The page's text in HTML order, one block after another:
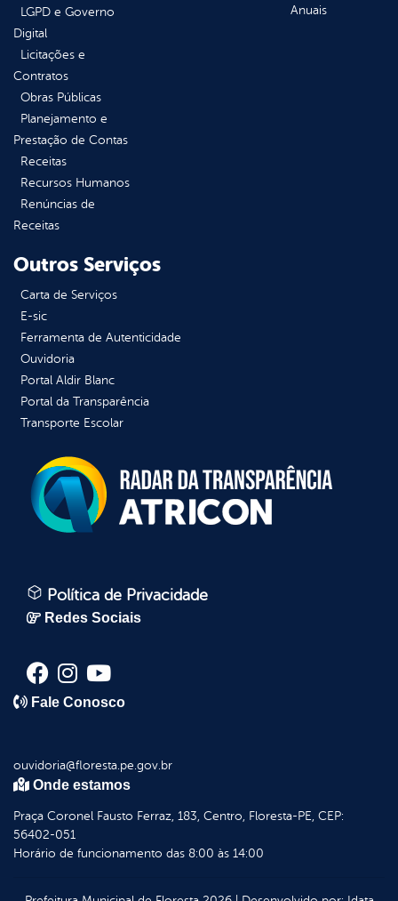
LGPD e Governo
Digital
Licitações e
Contratos
Obras Públicas
Planejamento e
Prestação de Contas
Receitas
Recursos Humanos
Renúncias de
Receitas
Anuais
Outros Serviços
Carta de Serviços
E-sic
Ferramenta de Autenticidade
Ouvidoria
Portal Aldir Blanc
Portal da Transparência
Transporte Escolar
Política de Privacidade
Redes Sociais
Fale Conosco
ouvidoria@floresta.pe.gov.br
Onde estamos
Praça Coronel Fausto Ferraz, 183, Centro, Floresta-PE, CEP:
56402-051
Horário de funcionamento das 8:00 às 14:00